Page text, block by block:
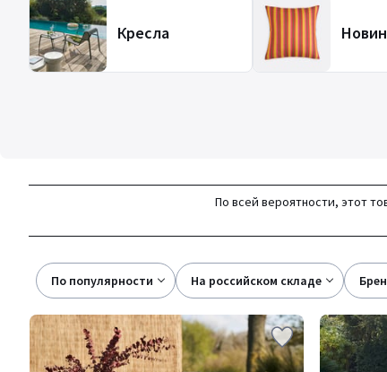
Кресла
По всей вероятности, этот
По популярности на российском складе